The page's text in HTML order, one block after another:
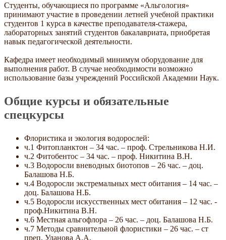
Студенты, обучающиеся по программе «Альгология»
принимают участие в проведении летней учебной практики
студентов 1 курса в качестве преподавателя-стажера,
лабораторных занятий студентов бакалавриата, приобретая
навык педагогической деятельности.
Кафедра имеет необходимый минимум оборудование для
выполнения работ. В случае необходимости возможно
использование базы учреждений Российской Академии Наук.
Общие курсы и обязательные
спецкурсы
Флористика и экология водорослей:
ч.1 Фитопланктон – 34 час. – проф. Стрельникова Н.И.
ч.2 Фитобентос – 34 час. – проф. Никитина В.Н.
ч.3 Водоросли вневодных биотопов – 26 час. – доц.
Балашова Н.Б.
ч.4 Водоросли экстремальных мест обитания – 14 час. –
доц. Балашова Н.Б.
ч.5 Водоросли искусственных мест обитания – 12 час. -
проф.Никитина В.Н.
ч.6 Местная альгофлора – 26 час. – доц. Балашова Н.Б.
ч.7 Методы сравнительной флористики – 26 час. – ст
преп. Уланова А.А.